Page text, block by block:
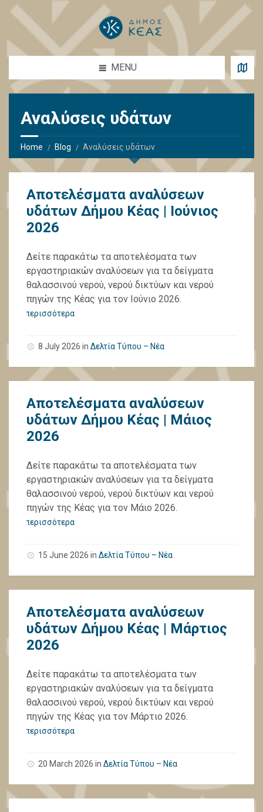
MENU
Αναλύσεις υδάτων
Home Blog Αναλύσεις υδάτων
Αποτελέσματα αναλύσεων
υδάτων Δήμου Κέας | Ιούνιος
2026
Δείτε παρακάτω τα αποτελέσματα των
εργαστηριακών αναλύσεων για τα δείγματα
θαλασσινού νερού, νερού δικτύων και νερού
πηγών της Κέας για τον Ιούνιο 2026.
περισσότερα
8 July 2026 in Δελτία Τύπου – Νέα
Αποτελέσματα αναλύσεων
υδάτων Δήμου Κέας | Μάιος
2026
Δείτε παρακάτω τα αποτελέσματα των
εργαστηριακών αναλύσεων για τα δείγματα
θαλασσινού νερού, νερού δικτύων και νερού
πηγών της Κέας για τον Μάιο 2026.
περισσότερα
15 June 2026 in Δελτία Τύπου – Νέα
Αποτελέσματα αναλύσεων
υδάτων Δήμου Κέας | Μάρτιος
2026
Δείτε παρακάτω τα αποτελέσματα των
εργαστηριακών αναλύσεων για τα δείγματα
θαλασσινού νερού, νερού δικτύων και νερού
πηγών της Κέας για τον Μάρτιο 2026.
περισσότερα
20 March 2026 in Δελτία Τύπου – Νέα